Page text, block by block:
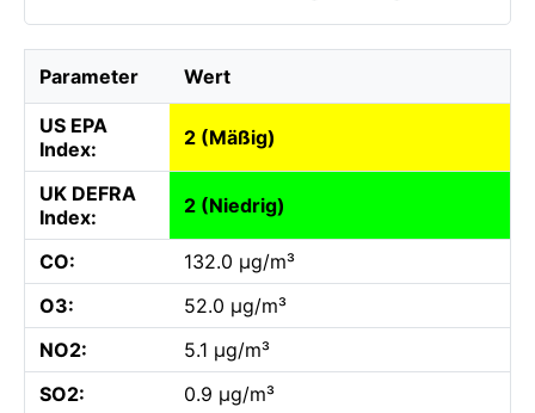
Parameter Wert
US EPA
Index:
2 (Mäßig)
UK DEFRA
Index:
2 (Niedrig)
CO:
132.0 µg/m³
O3:
52.0 µg/m³
NO2:
5.1 µg/m³
SO2:
0.9 µg/m³